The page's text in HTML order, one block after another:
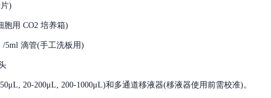
)
胞用 CO2 培养箱)
/5ml 滴管(手工洗板用)
20-200μL, 200-1000μL)和多通道移液器(移液器使用前需校准)。